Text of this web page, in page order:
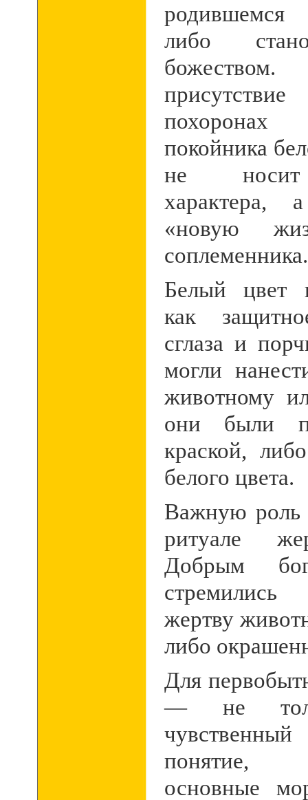
родившемся
либо
похоронах
покойника
не носит
характера,
«новую
соплеменника.
Белый цвет
как
сглаза и
могли
животному
они были
краской,
белого цвета.
Важную роль
ритуале
Добрым
жертву
либо
Для
— не
понятие,
основные